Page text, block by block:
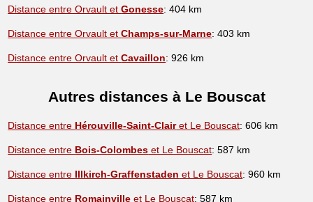
Distance entre Orvault etGonesse: 404 km
Distance entre Orvault etChamps-sur-Marne: 403 km
Distance entre Orvault etCavaillon: 926 km
Autres distances à Le Bouscat
Distance entre Hérouville-Saint-Clairet Le Bouscat: 606 km
Distance entre Bois-Colombes et Le Bouscat: 587 km
Distance entre Illkirch-Graffenstaden et Le Bouscat: 960 km
Distance entre Romainville et Le Bouscat: 587 km